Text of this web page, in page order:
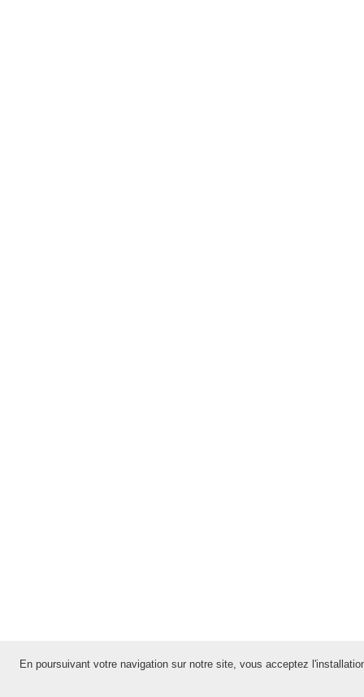
En poursuivant votre navigation sur notre site, vous acceptez